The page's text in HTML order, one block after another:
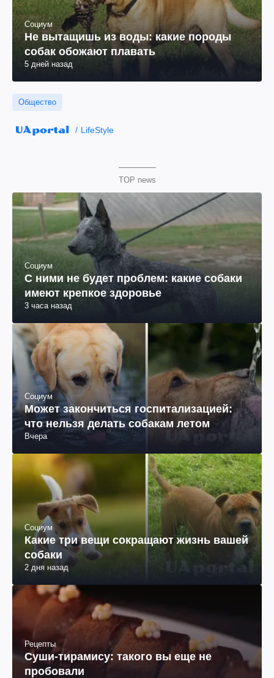
Социум
Не вытащишь из воды: какие породы
собак обожают плавать
5 дней назад
Общество
LifeStyle
TOP news
Социум
С ними не будет проблем: какие собаки
имеют крепкое здоровье
3 часа назад
Социум
Может закончиться госпитализацией:
что нельзя делать собакам летом
Вчера
Социум
Какие три вещи сокращают жизнь вашей
собаки
2 дня назад
Рецепты
Суши-тирамису: такого вы еще не
пробовали